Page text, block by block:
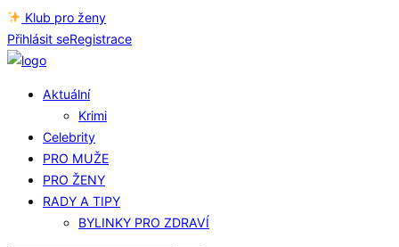
Klub pro ženy
Přihlásit seRegistrace
Aktuální
Krimi
Celebrity
PRO MUŽE
PRO ŽENY
RADY A TIPY
BYLINKY PRO ZDRAVÍ